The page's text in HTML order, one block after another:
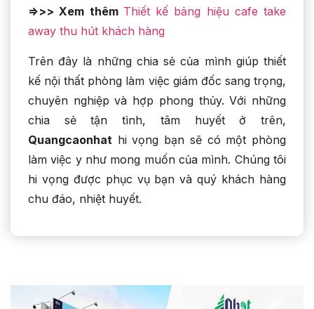
=>>> Xem thêm Thiết kế bảng hiệu cafe take
away thu hút khách hàng
Trên đây là những chia sẻ của mình giúp thiết
kế nội thất phòng làm việc giám đốc sang trọng,
chuyên nghiệp và hợp phong thủy. Với những
chia sẻ tận tình, tâm huyết ở trên,
Quangcaonhat hi vọng bạn sẽ có một phòng
làm việc y như mong muốn của mình. Chúng tôi
hi vọng được phục vụ bạn và quý khách hàng
chu đáo, nhiệt huyết.